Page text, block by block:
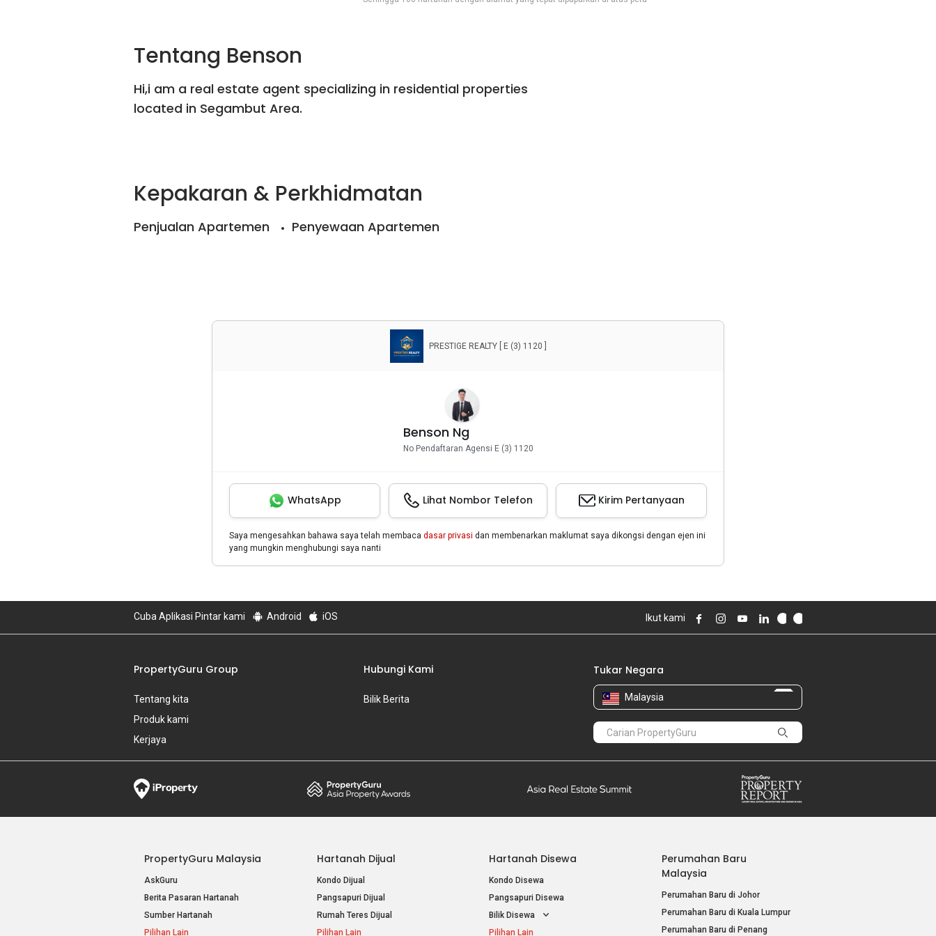
Tentang Benson
Hi,i am a real estate agent specializing in residential properties
located in Segambut Area.
Kepakaran & Perkhidmatan
Penjualan Apartemen Penyewaan Apartemen
PRESTIGE REALTY [ E (3) 1120 ]
Benson Ng
No Pendaftaran Agensi E (3) 1120
WhatsApp Lihat Nombor Telefon Kirim Pertanyaan
Saya mengesahkan bahawa saya telah membaca dasar privasi dan membenarkan maklumat saya dikongsi dengan ejen ini
yang mungkin menghubungi saya nanti
Cuba Aplikasi Pintar kami Android iOS Ikut kami
PropertyGuru Group
Tentang kita
Produk kami
Kerjaya
Hubungi Kami
Bilik Berita
Tukar Negara
Malaysia
PropertyGuru Malaysia
AskGuru
Berita Pasaran Hartanah
Sumber Hartanah
Pilihan Lain
Hartanah Dijual
Kondo Dijual
Pangsapuri Dijual
Rumah Teres Dijual
Pilihan Lain
Hartanah Disewa
Kondo Disewa
Pangsapuri Disewa
Bilik Disewa
Pilihan Lain
Perumahan Baru
Malaysia
Perumahan Baru di Johor
Perumahan Baru di Kuala Lumpur
Perumahan Baru di Penang